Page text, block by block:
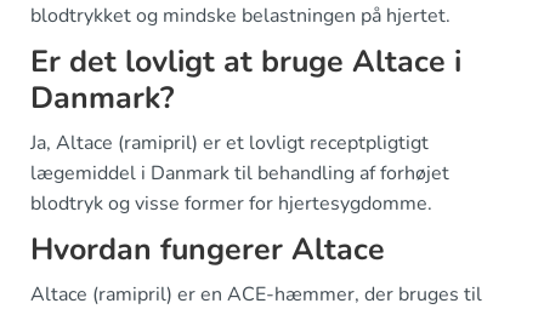
blodtrykket og mindske belastningen på hjertet.
Er det lovligt at bruge Altace i
Danmark?
Ja, Altace (ramipril) er et lovligt receptpligtigt
lægemiddel i Danmark til behandling af forhøjet
blodtryk og visse former for hjertesygdomme.
Hvordan fungerer Altace
Altace (ramipril) er en ACE-hæmmer, der bruges til